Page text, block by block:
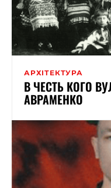
АРХІТЕКТУРА
В ЧЕСТЬ КОГО
АВРАМЕНКО